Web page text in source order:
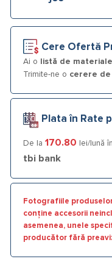
Cere Ofertă
Ai o listă de materiale
Trimite-ne o cerere
Plata în Rate
De la 170.80 lei/lună în
tbi bank
Fotografiile
conține accesorii
asemenea, unele
producător fără